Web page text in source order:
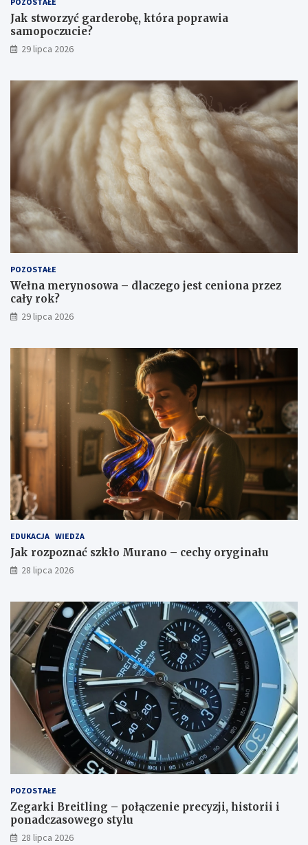
Jak stworzyć garderobę, która poprawia
samopoczucie?
29 lipca 2026
POZOSTAŁE
Wełna merynosowa – dlaczego jest ceniona przez
cały rok?
29 lipca 2026
EDUKACJA WIEDZA
Jak rozpoznać szkło Murano – cechy oryginału
28 lipca 2026
POZOSTAŁE
Zegarki Breitling – połączenie precyzji, historii i
ponadczasowego stylu
28 lipca 2026